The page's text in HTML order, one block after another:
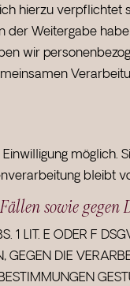
hierzu verpflichtet
Weitergabe
wir
möglich.
bleibt
sowie gegen
LIT. E ODER F
DIE